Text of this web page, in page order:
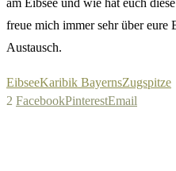
am Eibsee und wie hat euch
freue mich immer sehr über eure
Austausch.
EibseeKaribik BayernsZugspitze
2 FacebookPinterestEmail